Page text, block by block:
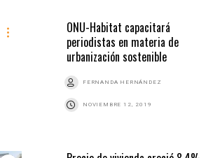
ONU-Habitat capacitará
periodistas en materia de
urbanización sostenible
FERNANDA HERNÁNDEZ
NOVIEMBRE 12, 2019